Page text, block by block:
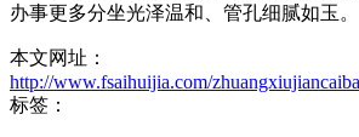
办事更多分坐光泽温和、管孔细腻如玉。
本文网址：
http://www.fsaihuijia.com/
标签：